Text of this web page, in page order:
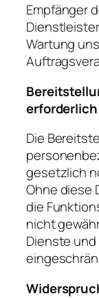
Empfänger
Wartung
Die
gesetzlich
Ohne diese
die
nicht
Dienste